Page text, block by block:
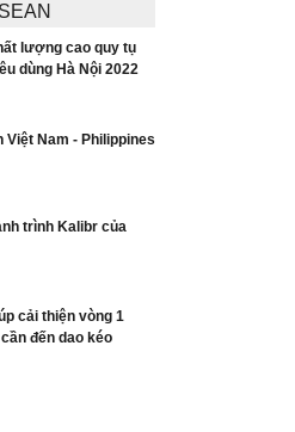
lượng cao quy tụ
dùng Hà Nội 2022
Việt Nam - Philippines
trình Kalibr của
cải thiện vòng 1
đến dao kéo